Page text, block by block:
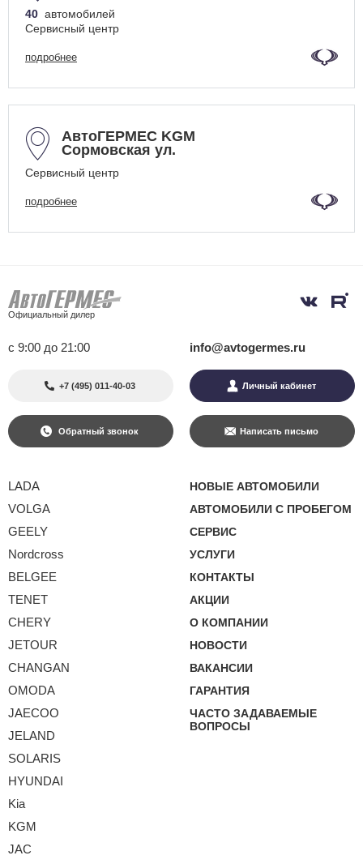
40 автомобилей
Сервисный центр
подробнее
АвтоГЕРМЕС KGM
Сормовская ул.
Сервисный центр
подробнее
Официальный дилер
с 9:00 до 21:00 info@avtogermes.ru
+7 (495) 011-40-03 Личный кабинет
Обратный звонок Написать письмо
LADA
VOLGA
GEELY
Nordcross
BELGEE
TENET
CHERY
JETOUR
CHANGAN
OMODA
JAECOO
JELAND
SOLARIS
HYUNDAI
Kia
KGM
JAC
НОВЫЕ АВТОМОБИЛИ
АВТОМОБИЛИ С ПРОБЕГОМ
СЕРВИС
УСЛУГИ
КОНТАКТЫ
АКЦИИ
О КОМПАНИИ
НОВОСТИ
ВАКАНСИИ
ГАРАНТИЯ
ЧАСТО ЗАДАВАЕМЫЕ
ВОПРОСЫ